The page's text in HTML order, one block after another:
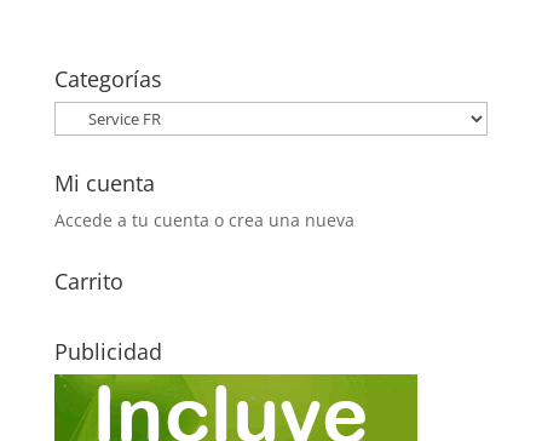
era:
6,50€.
es:
3,10€.
Categorías
Mi cuenta
Accede a tu cuenta o crea una nueva
Carrito
Publicidad